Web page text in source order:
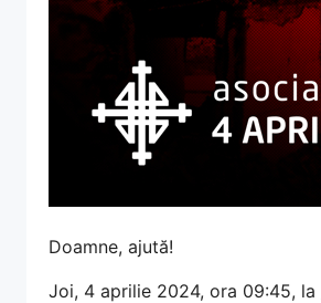
Doamne, ajută!
Joi, 4 aprilie 2024, ora 09:45, la